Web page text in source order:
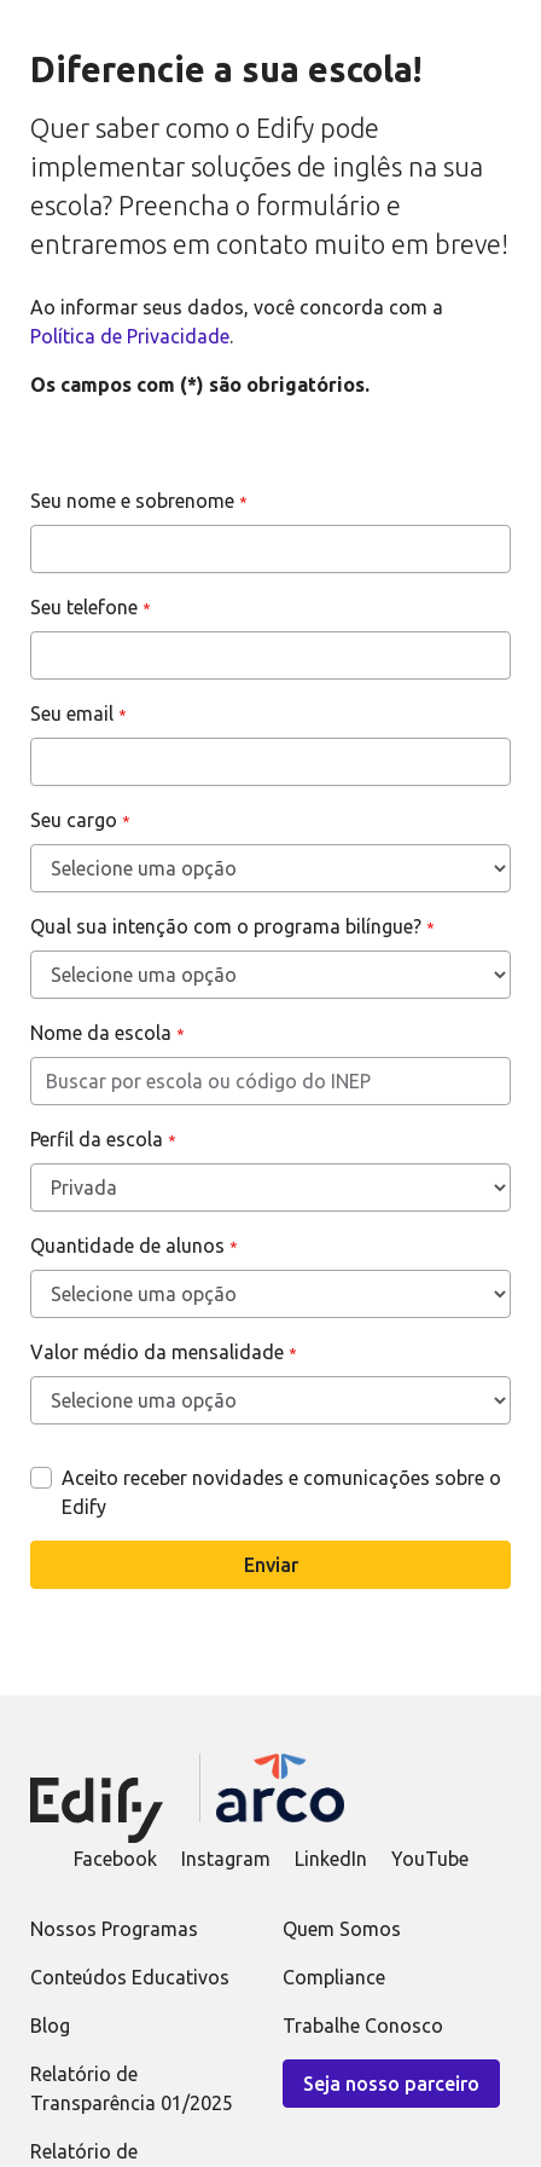
Diferencie a sua escola!
Quer saber como o Edify pode
implementar soluções de inglês na sua
escola? Preencha o formulário e
entraremos em contato muito em breve!
Ao informar seus dados, você concorda com a
Política de Privacidade.
Os campos com (*) são obrigatórios.
Seu nome e sobrenome *
Seu telefone *
Seu email *
Seu cargo *
Qual sua intenção com o programa bilíngue? *
Nome da escola *
Perfil da escola *
Quantidade de alunos *
Valor médio da mensalidade *
Aceito receber novidades e comunicações sobre o
Edify
Enviar
Facebook Instagram LinkedIn YouTube
Nossos Programas
Conteúdos Educativos
Blog
Relatório de
Transparência 01/2025
Relatório de
Quem Somos
Compliance
Trabalhe Conosco
Seja nosso parceiro